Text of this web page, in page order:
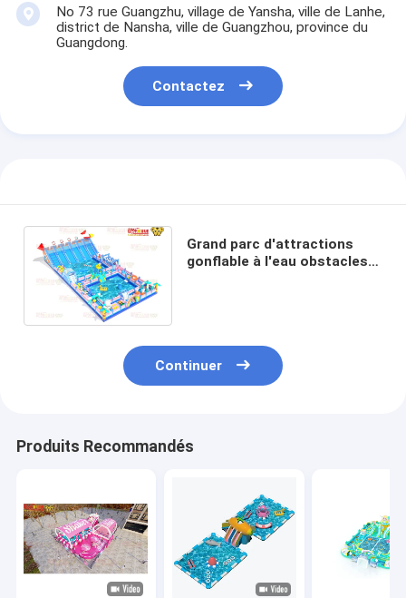
No 73 rue Guangzhu, village de Yansha, ville de Lanhe,
district de Nansha, ville de Guangzhou, province du
Guangdong.
Contactez
Grand parc d'attractions
gonflable à l'eau obstacles
Continuer
Produits Recommandés